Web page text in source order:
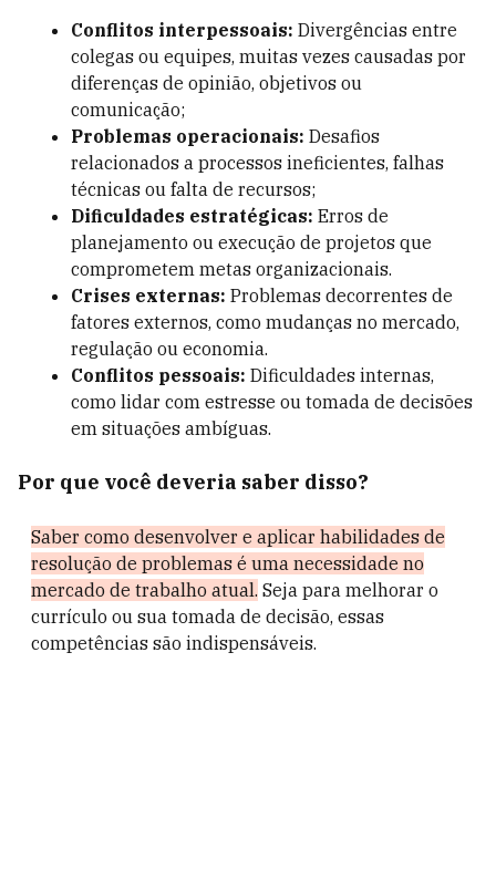
Conflitos interpessoais: Divergências entre
colegas ou equipes, muitas vezes causadas por
diferenças de opinião, objetivos ou
comunicação;
Problemas operacionais: Desafios
relacionados a processos ineficientes, falhas
técnicas ou falta de recursos;
Dificuldades estratégicas: Erros de
planejamento ou execução de projetos que
comprometem metas organizacionais.
Crises externas: Problemas decorrentes de
fatores externos, como mudanças no mercado,
regulação ou economia.
Conflitos pessoais: Dificuldades internas,
como lidar com estresse ou tomada de decisões
em situações ambíguas.
Por que você deveria saber disso?
Saber como desenvolver e aplicar habilidades de
resolução de problemas é uma necessidade no
mercado de trabalho atual. Seja para melhorar o
currículo ou sua tomada de decisão, essas
competências são indispensáveis.